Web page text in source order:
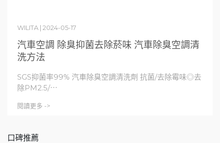
汽車空調 除臭抑菌去除菸味 汽車除臭空調清
洗方法
WILITA | 2024-05-17
SGS抑菌率99% 汽車除臭空調清洗劑 抗菌/去除霉味◎去
除PM2.5/⋯
閱讀更多 ->
口碑推薦